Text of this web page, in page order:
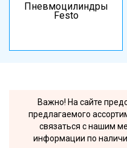
Пневмоцилиндры
Festo
Важно! На сайте
предлагаемого
связаться с нашим
информации по